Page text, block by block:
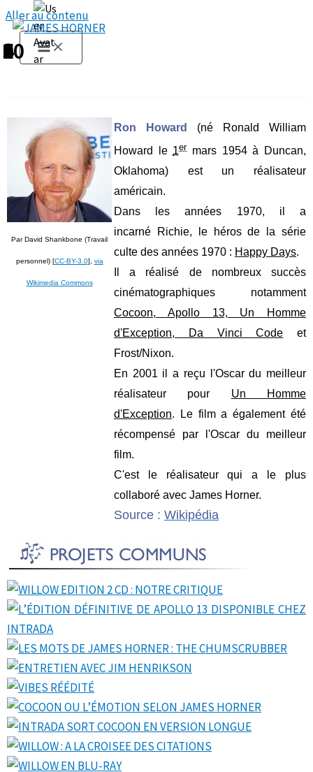
Aller au contenu
Par David Shankbone (Travail
personnel) [CC-BY-3.0], via
Wikimedia Commons
Ron Howard
(né Ronald William
Howard le 1er mars 1954 à Duncan,
Oklahoma) est un réalisateur
américain.
Dans les années 1970, il a
incarné Richie, le héros de la série
culte des années 1970 : Happy Days.
Il a réalisé de nombreux succès
cinématographiques notamment
Cocoon, Apollo 13, Un Homme
d'Exception, Da Vinci Code et
Frost/Nixon.
En 2001 il a reçu l'Oscar du meilleur
réalisateur pour Un Homme
d'Exception. Le film a également été
récompensé par l'Oscar du meilleur
film.
C'est le réalisateur qui a le plus
collaboré avec James Horner.
Source : Wikipédia
1
2
3
4
5
6
7
8
9
10